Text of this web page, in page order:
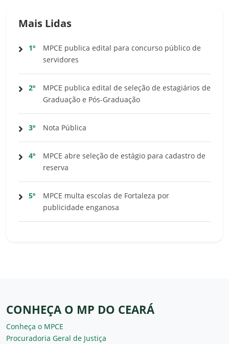
Mais Lidas
1º
MPCE publica edital para concurso público de
servidores
2º
MPCE publica edital de seleção de estagiários de
Graduação e Pós-Graduação
3º Nota Pública
4º
MPCE abre seleção de estágio para cadastro de
reserva
5º
MPCE multa escolas de Fortaleza por
publicidade enganosa
CONHEÇA O MP DO CEARÁ
Conheça o MPCE
Procuradoria Geral de Justiça